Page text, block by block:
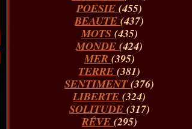
POESIE(455)
BEAUTE(437)
MOTS (435)
MONDE(424)
MER (395)
TERRE(381)
SENTIMENT(376)
LIBERTE(324)
SOLITUDE (317)
RÊVE (295)